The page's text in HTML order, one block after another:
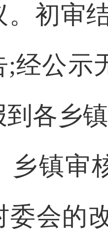
。初审
;经公示
到各乡
乡镇审
委会的